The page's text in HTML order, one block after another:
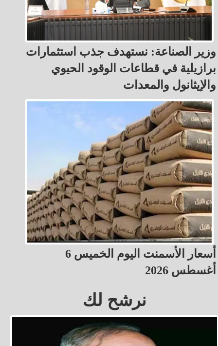
وزير الصناعة: نستهدف جذب استثمارات
برازيلية في قطاعات الوقود الحيوي
والإيثانول والمعدات
أسعار الأسمنت اليوم الخميس 6
أغسطس 2026
نرشح لك